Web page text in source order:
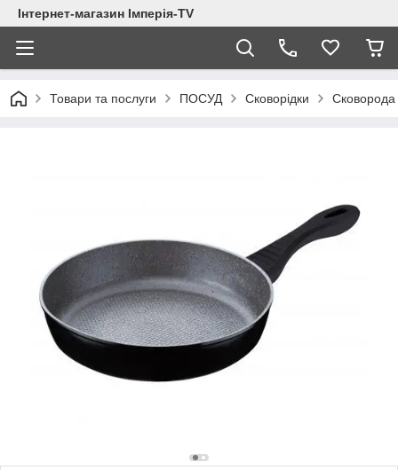
Інтернет-магазин Імперія-TV
Товари та послуги ПОСУД Сковорідки